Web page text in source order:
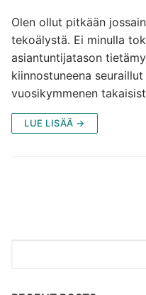
Olen ollut pitkään
tekoälystä. Ei minulla
asiantuntijatason
kiinnostuneena
vuosikymmenen
LUE LISÄÄ →